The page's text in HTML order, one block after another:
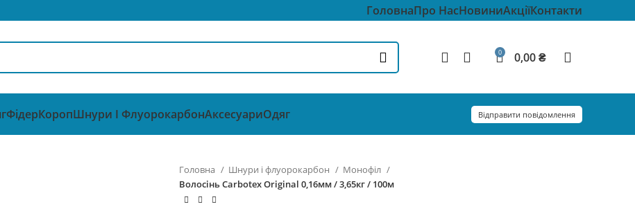
ГоловнаПро НасНовиниАкціїКонтакти
0 0,00₴
ФідерКоропШнури І ФлуорокарбонАксесуариОдяг Відправити повідомлення
Головна
Шнури і флуорокарбон
Монофіл
Волосінь Carbotex Original 0,16мм / 3,65кг / 100м